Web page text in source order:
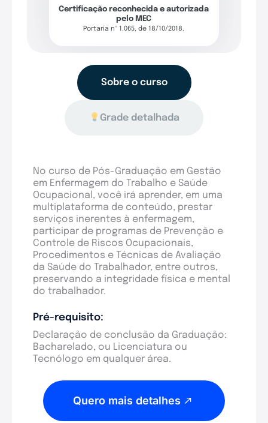
Certificação reconhecida e autorizada
pelo MEC
Portaria nº 1.065, de 18/10/2018.
Sobre o curso
Grade detalhada
No curso de Pós-Graduação em Gestão
em Enfermagem do Trabalho e Saúde
Ocupacional, você irá aprender, em uma
multiplataforma de conteúdo, prestar
serviços inerentes à enfermagem,
participar de programas de Prevenção e
Controle de Riscos Ocupacionais,
Procedimentos e Técnicas de Avaliação
da Saúde do Trabalhador, entre outros,
preservando a integridade física e mental
do trabalhador.
Pré-requisito:
Declaração de conclusão da Graduação:
Bacharelado, ou Licenciatura ou
Tecnólogo em qualquer área.
Quero mais detalhes